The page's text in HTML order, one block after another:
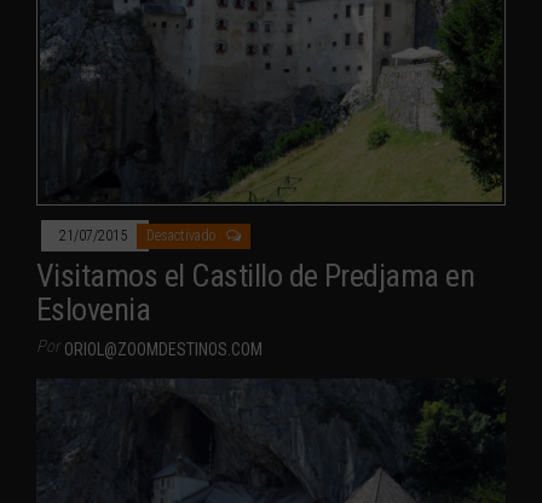
21/07/2015 Desactivado
Visitamos el Castillo de Predjama en
Eslovenia
Por ORIOL@ZOOMDESTINOS.COM